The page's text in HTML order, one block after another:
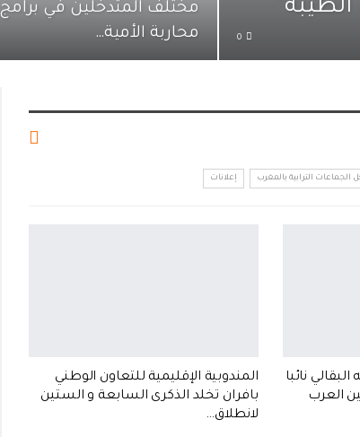
0
مختلف المتدخلين في برامج
محاربة الأمية…
الترابية بالمغرب إعلانات
نائبا
العرب
المندوبية الإقليمية للتعاون الوطني
بافران تخلد الذكرى السابعة و الستين
لانطلاق…